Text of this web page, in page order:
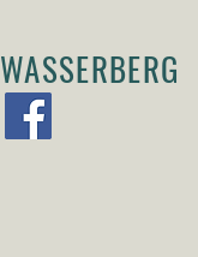
WASSERBERG